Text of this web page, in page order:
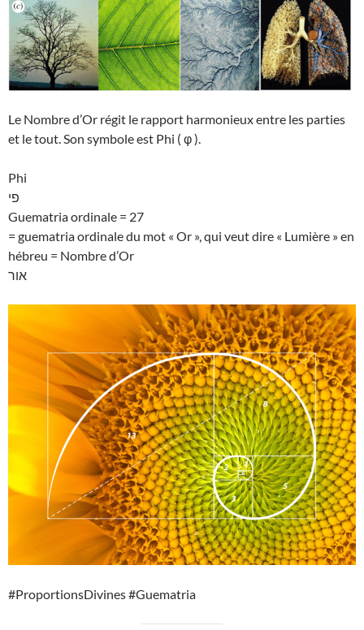
Le Nombre d’Or régit le rapport harmonieux entre les parties
et le tout. Son symbole est Phi ( φ ).
Phi
פי
Guematria ordinale = 27
= guematria ordinale du mot « Or », qui veut dire « Lumière » en
hébreu = Nombre d’Or
אור
#ProportionsDivines #Guematria